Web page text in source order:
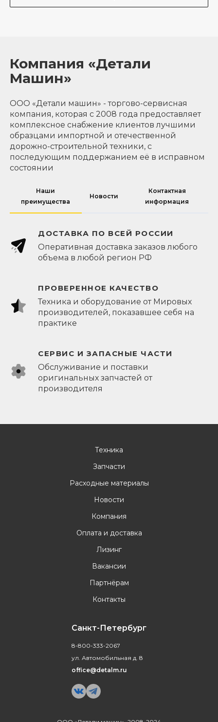
Компания «Детали
Машин»
ООО «Детали машин» - торгово-сервисная
компания, которая с 2008 года предоставляет
комплексное снабжение клиентов лучшими
образцами импортной и отечественной
дорожно-строительной техники, с
последующим поддержанием её в исправном
состоянии
Наши
преимущества
Новости
Контактная
информация
ДОСТАВКА ПО ВСЕЙ РОССИИ
Оперативная доставка заказов любого
объема в любой регион РФ
ПРОВЕРЕННОЕ КАЧЕСТВО
Техника и оборудование от Мировых
производителей, показавшее себя на
практике
СЕРВИС И ЗАПАСНЫЕ ЧАСТИ
Обслуживание и поставки
оригинальных запчастей от
производителя
Техника
Запчасти
Расходные материалы
Новости
Компания
Оплата и доставка
Лизинг
Вакансии
Партнёрам
Контакты
Санкт-Петербург
8-800-333-2067
ул. Автомобильная д. 8
office@detalm.ru